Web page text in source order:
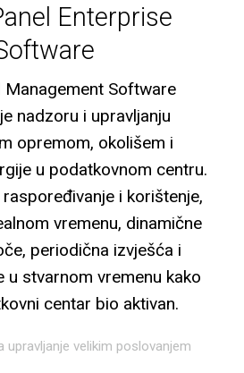
Enterprise
Management Software
nadzoru i upravljanju
opremom, okolišem i
u podatkovnom centru.
i korištenje,
vremenu, dinamične
periodična izvješća i
u stvarnom vremenu kako
centar bio aktivan.
upravljanje velikim poslovanjem